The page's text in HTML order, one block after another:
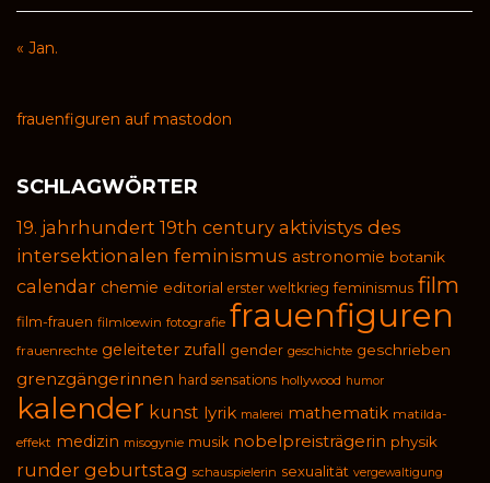
« Jan.
frauenfiguren auf mastodon
SCHLAGWÖRTER
19. jahrhundert 19th century aktivistys des
intersektionalen feminismus astronomie botanik
calendar chemie editorial erster weltkrieg feminismus film
film-frauen filmloewin fotografie frauenfiguren
frauenrechte geleiteter zufall gender geschichte geschrieben
grenzgängerinnen hard sensations hollywood humor
kalender kunst lyrik malerei mathematik matilda-
effekt medizin misogynie musik nobelpreisträgerin physik
runder geburtstag schauspielerin sexualität vergewaltigung